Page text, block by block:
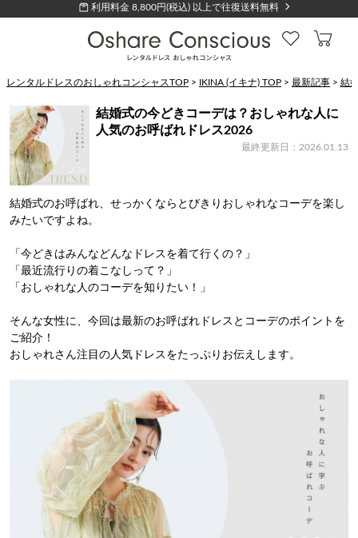
利用料金 8,800円(税込) 以上で往復送料無料
レンタルドレスのおしゃれコンシャスTOP > IKINA (イキナ) TOP > 最新記事 > 結
結婚式の今どきコーデは？おしゃれな人に
人気のお呼ばれドレス2026
最終更新日：2026.01.13
結婚式のお呼ばれ、せっかくならとびきりおしゃれなコーデを楽し
みたいですよね。
「今どきはみんなどんなドレスを着て行くの？」
「最近流行りの着こなしって？」
「おしゃれな人のコーデを知りたい！」
そんな女性に、今回は最新のお呼ばれドレスとコーデのポイントを
ご紹介！
おしゃれさん注目の人気ドレスをたっぷりお伝えします。